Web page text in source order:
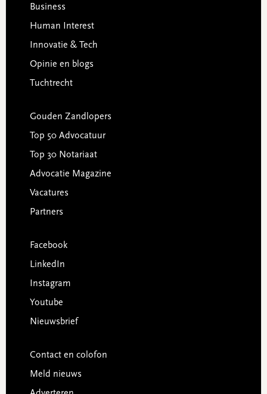
Business
Human Interest
Innovatie & Tech
Opinie en blogs
Tuchtrecht
Gouden Zandlopers
Top 50 Advocatuur
Top 30 Notariaat
Advocatie Magazine
Vacatures
Partners
Facebook
LinkedIn
Instagram
Youtube
Nieuwsbrief
Contact en colofon
Meld nieuws